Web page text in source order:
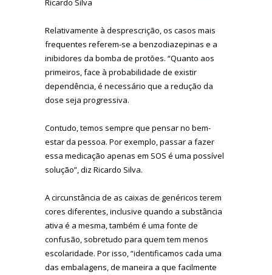
Ricardo Silva
Relativamente à desprescrição, os casos mais
frequentes referem-se a benzodiazepinas e a
inibidores da bomba de protões. “Quanto aos
primeiros, face à probabilidade de existir
dependência, é necessário que a redução da
dose seja progressiva.
Contudo, temos sempre que pensar no bem-
estar da pessoa. Por exemplo, passar a fazer
essa medicação apenas em SOS é uma possível
solução”, diz Ricardo Silva.
A circunstância de as caixas de genéricos terem
cores diferentes, inclusive quando a substância
ativa é a mesma, também é uma fonte de
confusão, sobretudo para quem tem menos
escolaridade. Por isso, “identificamos cada uma
das embalagens, de maneira a que facilmente